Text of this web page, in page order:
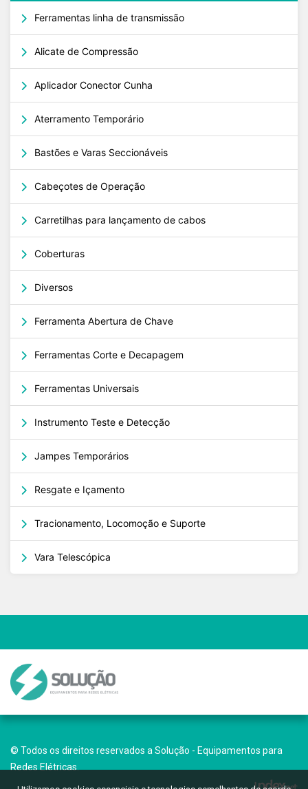
Ferramentas linha de transmissão
Alicate de Compressão
Aplicador Conector Cunha
Aterramento Temporário
Bastões e Varas Seccionáveis
Cabeçotes de Operação
Carretilhas para lançamento de cabos
Coberturas
Diversos
Ferramenta Abertura de Chave
Ferramentas Corte e Decapagem
Ferramentas Universais
Instrumento Teste e Detecção
Jampes Temporários
Resgate e Içamento
Tracionamento, Locomoção e Suporte
Vara Telescópica
© Todos os direitos reservados a Solução - Equipamentos para
Redes Elétricas.